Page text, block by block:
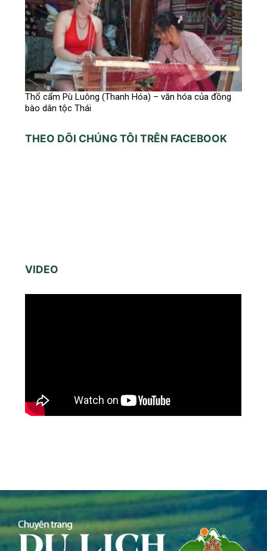
Thổ cẩm Pù Luông (Thanh Hóa) – văn hóa của đồng
bào dân tộc Thái
THEO DÕI CHÚNG TÔI TRÊN FACEBOOK
VIDEO